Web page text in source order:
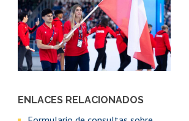
ENLACES RELACIONADOS